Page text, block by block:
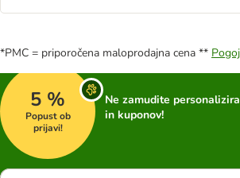
*PMC = priporočena maloprodajna cena **
5 %
Popust ob
prijavi!
Ne zamudite
in kuponov!